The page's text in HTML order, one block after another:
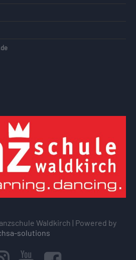
Waldkirch | Powered by
solutions